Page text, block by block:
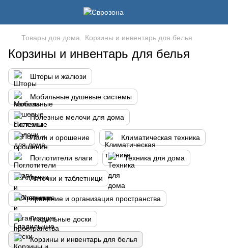
Товары для дома Корзины и инвентарь для белья
Корзины и инвентарь для белья
Шторы и жалюзи
Мобильные душевые системы
Полезные мелочи для дома
Поли и орошение Климатическая техника
Поглотители влаги Техника для дома
Аптечки и таблетници
Хранение и организация пространства
Гладильные доски
Корзины и инвентарь для белья